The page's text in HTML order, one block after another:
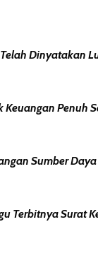
Dinyatakan
Penuh
Sumber
Terbitnya Surat